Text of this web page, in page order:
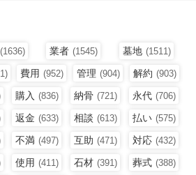
(1636) 業者 (1545) 墓地 (1511)
費用 (952) 管理 (904) 解約 (903)
購入 (836) 納骨 (721) 永代 (706)
返金 (633) 相談 (613) 払い (575)
不満 (497) 互助 (471) 対応 (432)
使用 (411) 石材 (391) 葬式 (388)